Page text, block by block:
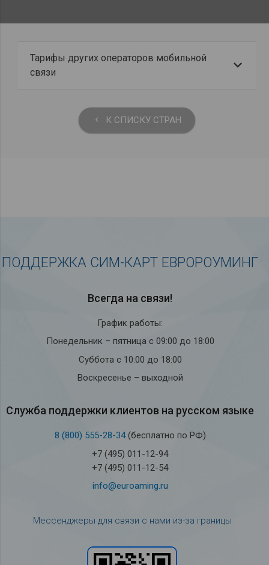
Тарифы других операторов мобильной
связи
keyboard_arrow_left К СПИСКУ СТРАН
ПОДДЕРЖКА СИМ-КАРТ ЕВРОРОУМИНГ
Всегда на связи!
График работы:
Понедельник – пятница с 09:00 до 18:00
Суббота с 10:00 до 18:00
Воскресенье – выходной
Служба под­держки кли­ен­тов на рус­ском языке
8 (800) 555-28-34(бесплатно по РФ)
+7 (495) 011-12-94
+7 (495) 011-12-54
info@euroaming.ru
Мессенджеры для связи с нами из-за границы